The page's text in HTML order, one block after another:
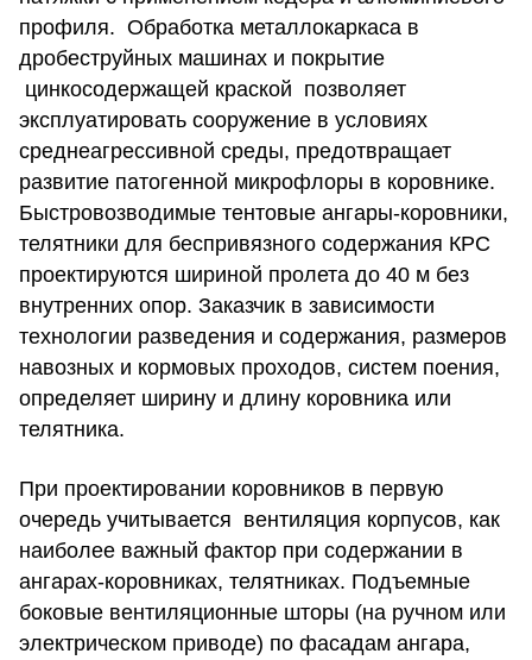
профиля. Обработка металлокаркаса в
дробеструйных машинах и покрытие
цинкосодержащей краской позволяет
эксплуатировать сооружение в условиях
среднеагрессивной среды, предотвращает
развитие патогенной микрофлоры в коровнике.
Быстровозводимые тентовые ангары-коровники,
телятники для беспривязного содержания КРС
проектируются шириной пролета до 40 м без
внутренних опор. Заказчик в зависимости
технологии разведения и содержания, размеров
навозных и кормовых проходов, систем поения,
определяет ширину и длину коровника или
телятника.
При проектировании коровников в первую
очередь учитывается вентиляция корпусов, как
наиболее важный фактор при содержании в
ангарах-коровниках, телятниках. Подъемные
боковые вентиляционные шторы (на ручном или
электрическом приводе) по фасадам ангара,